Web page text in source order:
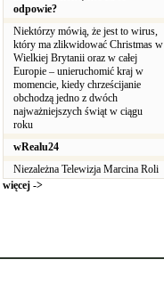
odpowie?
Niektórzy mówią, że jest to wirus,
który ma zlikwidować Christmas w
Wielkiej Brytanii oraz w całej
Europie – unieruchomić kraj w
momencie, kiedy chrześcijanie
obchodzą jedno z dwóch
najważniejszych świąt w ciągu
roku
wRealu24
Niezależna Telewizja Marcina Roli
więcej ->